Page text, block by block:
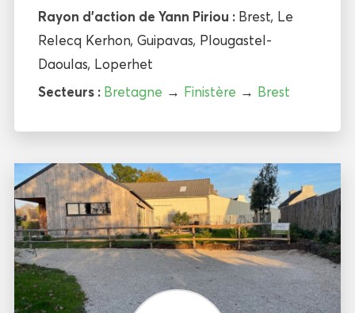
Rayon d'action de Yann Piriou : Brest, Le
Relecq Kerhon, Guipavas, Plougastel-
Daoulas, Loperhet
Secteurs : Bretagne → Finistère → Brest